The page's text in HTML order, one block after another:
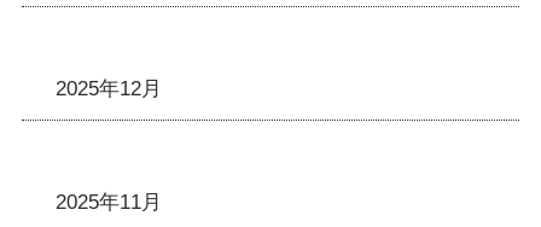
2025年12月
2025年11月